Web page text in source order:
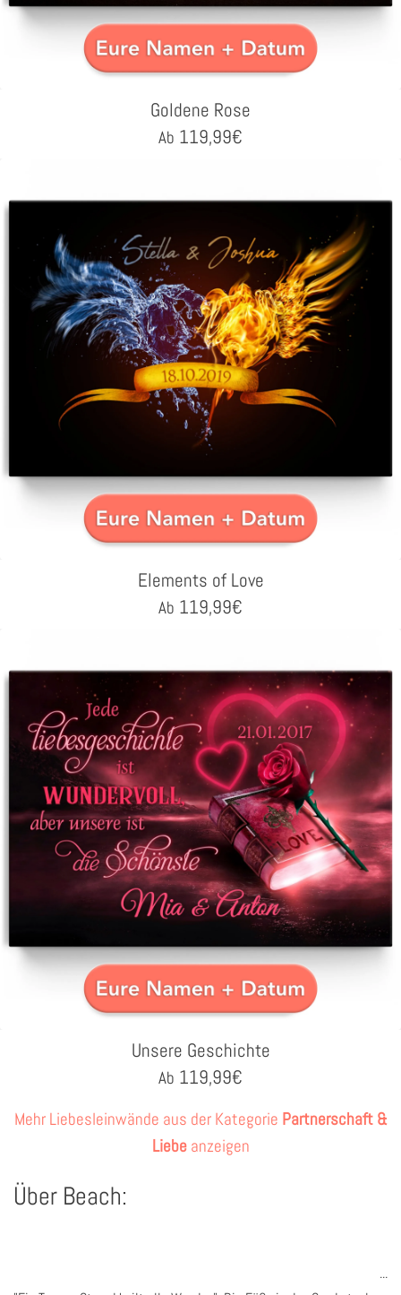
Goldene Rose
Ab 119,99€
Elements of Love
Ab 119,99€
Unsere Geschichte
Ab 119,99€
Mehr Liebesleinwände aus der Kategorie Partnerschaft &
Liebeanzeigen
Über Beach: